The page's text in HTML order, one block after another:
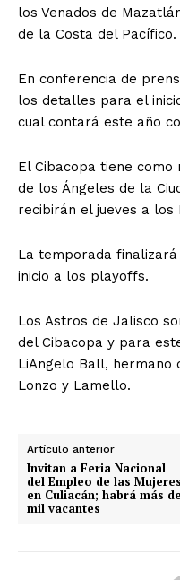
los Venados de
de la Costa del Pacífico.
En conferencia de
los detalles para el
cual contará este año
El Cibacopa tiene
de los Ángeles de la
recibirán el jueves a los
La temporada
inicio a los playoffs.
Los Astros de Jalisco
del Cibacopa y para
LiAngelo Ball, hermano
Lonzo y Lamello.
Artículo anterior
Invitan a Feria Nacional
del Empleo de las Mujeres
en Culiacán; habrá más de
mil vacantes